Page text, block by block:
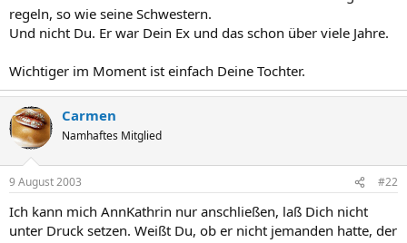
regeln, so wie seine Schwestern.
Und nicht Du. Er war Dein Ex und das schon über viele Jahre.
Wichtiger im Moment ist einfach Deine Tochter.
Carmen
Namhaftes Mitglied
9 August 2003 #22
Ich kann mich AnnKathrin nur anschließen, laß Dich nicht
unter Druck setzen. Weißt Du, ob er nicht jemanden hatte, der